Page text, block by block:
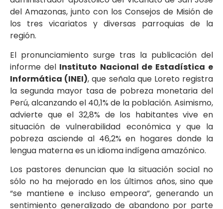
del Amazonas, junto con los Consejos de Misión de
los tres vicariatos y diversas parroquias de la
región.
El pronunciamiento surge tras la publicación del
informe delInstituto Nacional de Estadística e
Informática (INEI), que señala que Loreto registra
la segunda mayor tasa de pobreza monetaria del
Perú, alcanzando el 40,1% de la población. Asimismo,
advierte que el 32,8% de los habitantes vive en
situación de vulnerabilidad económica y que la
pobreza asciende al 46,2% en hogares donde la
lengua materna es un idioma indígena amazónico.
Los pastores denuncian que la situación social no
sólo no ha mejorado en los últimos años, sino que
“se mantiene e incluso empeora”, generando un
sentimiento generalizado de abandono por parte